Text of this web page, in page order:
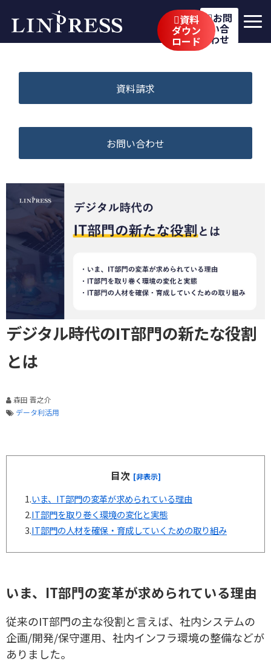
資料
ダウン
ロード
お問
い合
わせ
サービス
イベント・セミナー
企業情報
資料請求
お問い合わせ
デジタル時代のIT部門の新たな役割
とは
森田 晋之介
データ利活用
目次 [非表示]
1.いま、IT部門の変革が求められている理由
2.IT部門を取り巻く環境の変化と実態
3.IT部門の人材を確保・育成していくための取り組み
いま、IT部門の変革が求められている理由
従来のIT部門の主な役割と言えば、社内システムの
企画/開発/保守運用、社内インフラ環境の整備などが
ありました。